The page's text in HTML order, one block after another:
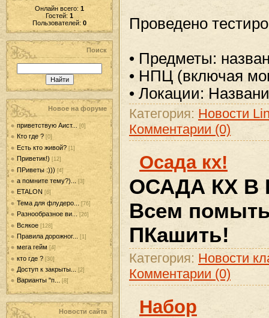
Онлайн всего: 1
Гостей: 1
Пользователей: 0
Поиск
Новое на форуме
приветствую Аист... [0]
Кто где ? [0]
Есть кто живой? [1]
Приветик!) [12]
ПРиветы :))) [4]
а помните тему?)... [3]
ETALON [6]
Тема для флудеро... [76]
Разнообразное ви... [26]
Всякое [128]
Правила дорожног... [1]
мега гейм [4]
кто где ? [30]
Доступ к закрыты... [2]
Варианты "п... [8]
Новости сайта
Проведено
• Предметы:
• НПЦ (включая
• Локации:
Категория: Новости
Комментарии (0)
Осада кх!
ОСАДА КХ В
Всем
ПКашить!
Категория: Новости
Комментарии (0)
Набор